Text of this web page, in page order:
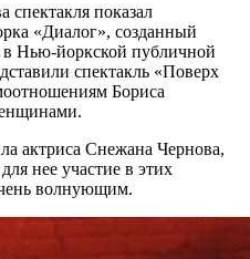
спектакля показал
«Диалог», созданный
Нью-йоркской публичной
спектакль «Поверх
Бориса
актриса Снежана Чернова,
нее участие в этих
волнующим.